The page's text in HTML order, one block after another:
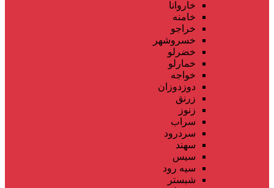
خاروانا
خامنه
خراجو
خسروشهر
خضرلو
خمارلو
خواجه
دوزدوزان
زرنق
زنوز
سراب
سردرود
سهند
سیس
سیه رود
شبستر